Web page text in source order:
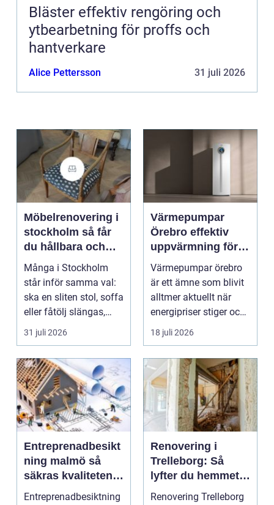
Bläster effektiv rengöring och
ytbearbetning för proffs och
hantverkare
Alice Pettersson 31 juli 2026
Möbelrenovering i
stockholm så får
du hållbara och
vackra möbler
Många i Stockholm
står inför samma val:
ska en sliten stol, soffa
eller fåtölj slängas,
säljas billi...
31 juli 2026
Värmepumpar
Örebro effektiv
uppvärmning för
hus och
fastigheter
Värmepumpar örebro
är ett ämne som blivit
alltmer aktuellt när
energipriser stiger och
fler vill sän...
18 juli 2026
Entreprenadbesikt
ning malmö så
säkras kvaliteten i
byggprojekt
Entreprenadbesiktning
Renovering i
Trelleborg: Så
lyfter du hemmet
på ett smart sätt
Renovering Trelleborg